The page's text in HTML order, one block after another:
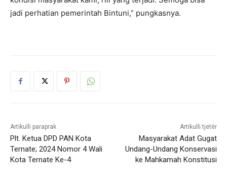
jadi perhatian pemerintah Bintuni,” pungkasnya.
Artikulli paraprak
Plt. Ketua DPD PAN Kota
Ternate; 2024 Nomor 4 Wali
Kota Ternate Ke-4
Artikulli tjetër
Masyarakat Adat Gugat
Undang-Undang Konservasi
ke Mahkamah Konstitusi